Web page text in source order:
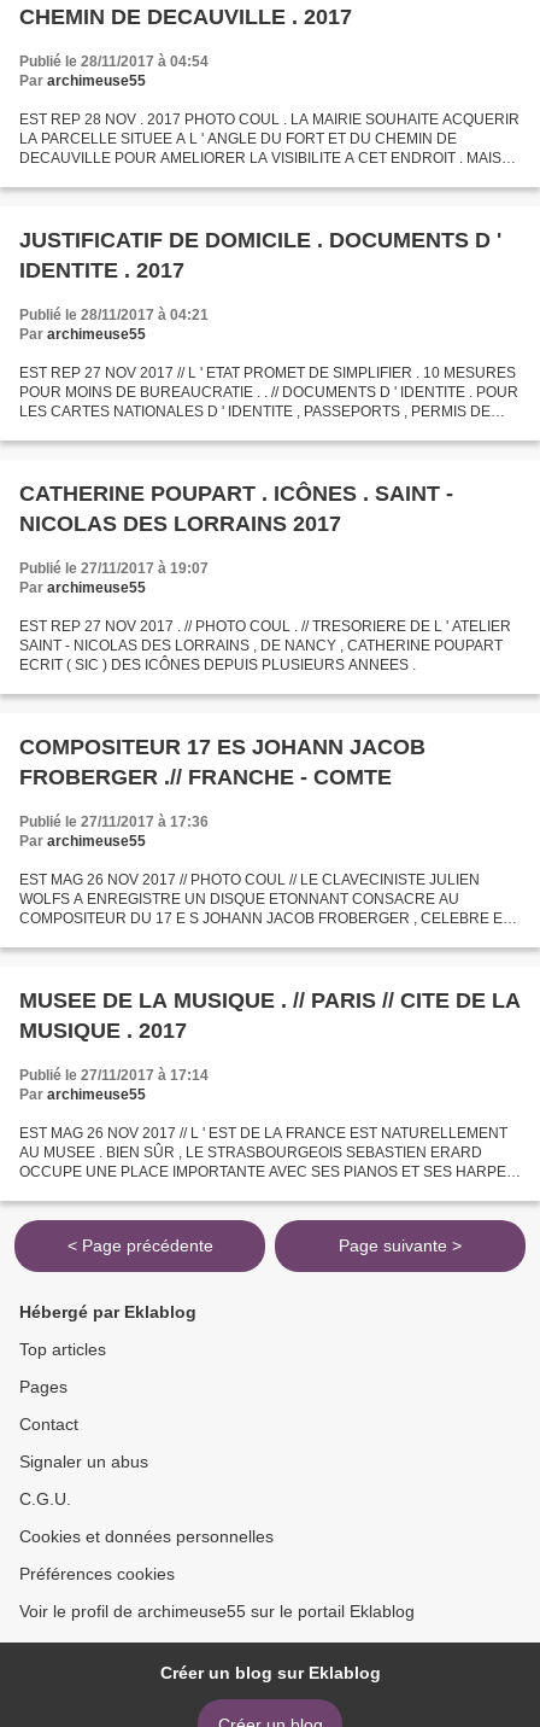
CHEMIN DE DECAUVILLE . 2017
Publié le 28/11/2017 à 04:54
Par archimeuse55
EST REP 28 NOV . 2017 PHOTO COUL . LA MAIRIE SOUHAITE ACQUERIR
LA PARCELLE SITUEE A L ' ANGLE DU FORT ET DU CHEMIN DE
DECAUVILLE POUR AMELIORER LA VISIBILITE A CET ENDROIT . MAIS
PRÊT A ALLER JUSQU...
JUSTIFICATIF DE DOMICILE . DOCUMENTS D '
IDENTITE . 2017
Publié le 28/11/2017 à 04:21
Par archimeuse55
EST REP 27 NOV 2017 // L ' ETAT PROMET DE SIMPLIFIER . 10 MESURES
POUR MOINS DE BUREAUCRATIE . . // DOCUMENTS D ' IDENTITE . POUR
LES CARTES NATIONALES D ' IDENTITE , PASSEPORTS , PERMIS DE
DEMANDE...
CATHERINE POUPART . ICÔNES . SAINT -
NICOLAS DES LORRAINS 2017
Publié le 27/11/2017 à 19:07
Par archimeuse55
EST REP 27 NOV 2017 . // PHOTO COUL . // TRESORIERE DE L ' ATELIER
SAINT - NICOLAS DES LORRAINS , DE NANCY , CATHERINE POUPART
ECRIT ( SIC ) DES ICÔNES DEPUIS PLUSIEURS ANNEES .
COMPOSITEUR 17 ES JOHANN JACOB
FROBERGER .// FRANCHE - COMTE
Publié le 27/11/2017 à 17:36
Par archimeuse55
EST MAG 26 NOV 2017 // PHOTO COUL // LE CLAVECINISTE JULIEN
WOLFS A ENREGISTRE UN DISQUE ETONNANT CONSACRE AU
COMPOSITEUR DU 17 E S JOHANN JACOB FROBERGER , CELEBRE EN
HISTOIRE MERITERAIT D ' ÊTRE...
MUSEE DE LA MUSIQUE . // PARIS // CITE DE LA
MUSIQUE . 2017
Publié le 27/11/2017 à 17:14
Par archimeuse55
EST MAG 26 NOV 2017 // L ' EST DE LA FRANCE EST NATURELLEMENT
AU MUSEE . BIEN SÛR , LE STRASBOURGEOIS SEBASTIEN ERARD
OCCUPE UNE PLACE IMPORTANTE AVEC SES PIANOS ET SES HARPES
BIEN LA ET LA...
< Page précédente Page suivante >
Hébergé par Eklablog
Top articles
Pages
Contact
Signaler un abus
C.G.U.
Cookies et données personnelles
Préférences cookies
Voir le profil de archimeuse55 sur le portail Eklablog
Créer un blog sur Eklablog